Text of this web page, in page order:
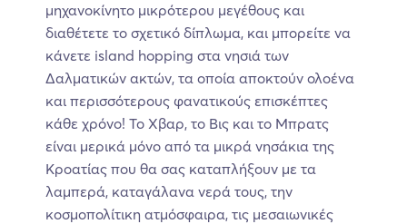
μηχανοκίνητο μικρότερου μεγέθους και
διαθέτετε το σχετικό δίπλωμα, και μπορείτε να
κάνετε island hopping στα νησιά των
Δαλματικών ακτών, τα οποία αποκτούν ολοένα
και περισσότερους φανατικούς επισκέπτες
κάθε χρόνο! Το Χβαρ, το Βις και το Μπρατς
είναι μερικά μόνο από τα μικρά νησάκια της
Κροατίας που θα σας καταπλήξουν με τα
λαμπερά, καταγάλανα νερά τους, την
κοσμοπολίτικη ατμόσφαιρα, τις μεσαιωνικές